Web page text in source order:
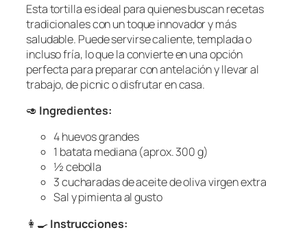
Esta tortilla es ideal para quienes buscan recetas
tradicionales con un toque innovador y más
saludable. Puede servirse caliente, templada o
incluso fría, lo que la convierte en una opción
perfecta para preparar con antelación y llevar al
trabajo, de picnic o disfrutar en casa.
🥑 Ingredientes:
4 huevos grandes
1 batata mediana (aprox. 300 g)
½ cebolla
3 cucharadas de aceite de oliva virgen extra
Sal y pimienta al gusto
👩‍🍳Instrucciones: